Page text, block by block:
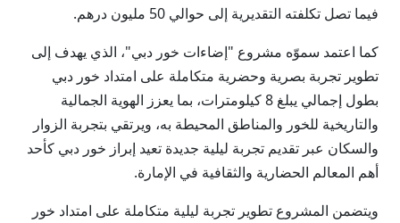
فيما تصل تكلفته التقديرية إلى حوالي 50 مليون درهم.
كما اعتمد سموّه مشروع "إضاءات خور دبي"، الذي يهدف إلى
تطوير تجربة بصرية وحضرية متكاملة على امتداد خور دبي
بطول إجمالي يبلغ 8 كيلومترات، بما يعزز الهوية الجمالية
والتاريخية للخور والمناطق المحيطة به، ويرتقي بتجربة الزوار
والسكان عبر تقديم تجربة ليلية جديدة تعيد إبراز خور دبي كأحد
أهم المعالم الحضارية والثقافية في الإمارة.
ويتضمن المشروع تطوير تجربة ليلية متكاملة على امتداد خور